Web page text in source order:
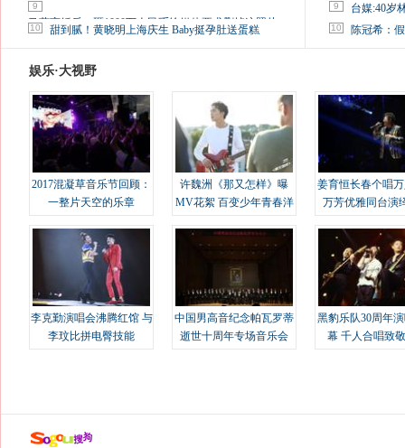
9
马蓉离婚后，砸1000万人民币给媒体要求删掉这照片
10 甜到腻！黄晓明上海庆生 Baby挺孕肚送蛋糕
9 台媒:40岁
10 陈冠希：
娱乐·大视野
2017混凝草音乐节回顾：
一整片天空的乐章
许魏洲《那又怎样》曝
MV花絮 百变少年青春洋
姜育恒长春个唱
万芳优雅同台演
李克勤演唱会沸腾红馆 与
李玟比拼电臀技能
中国男高音纪念帕瓦罗蒂
逝世十周年专场音乐会
黑豹乐队30周年
幕 千人合唱致